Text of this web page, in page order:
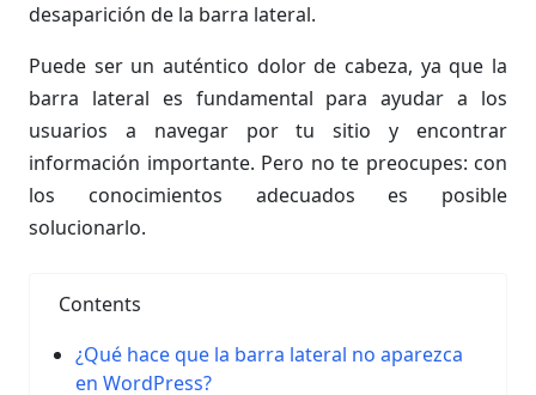
desaparición de la barra lateral.
Puede ser un auténtico dolor de cabeza, ya que la
barra lateral es fundamental para ayudar a los
usuarios a navegar por tu sitio y encontrar
información importante. Pero no te preocupes: con
los conocimientos adecuados es posible
solucionarlo.
Contents
¿Qué hace que la barra lateral no aparezca
en WordPress?